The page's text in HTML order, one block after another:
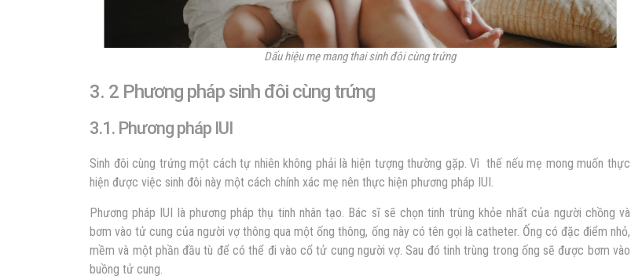
Dấu hiệu mẹ mang thai sinh đôi cùng trứng
3. 2 Phương pháp sinh đôi cùng trứng
3.1. Phương pháp IUI
Sinh đôi cùng trứng một cách tự nhiên không phải là hiện tượng thường gặp. Vì thế nếu mẹ mong muốn thực
hiện được việc sinh đôi này một cách chính xác mẹ nên thực hiện phương pháp IUI.
Phương pháp IUI là phương pháp thụ tinh nhân tạo. Bác sĩ sẽ chọn tinh trùng khỏe nhất của người chồng và
bơm vào tử cung của người vợ thông qua một ống thông, ống này có tên gọi là catheter. Ống có đặc điểm nhỏ,
mềm và một phần đầu tù để có thể đi vào cổ tử cung người vợ. Sau đó tinh trùng trong ống sẽ được bơm vào
buồng tử cung.